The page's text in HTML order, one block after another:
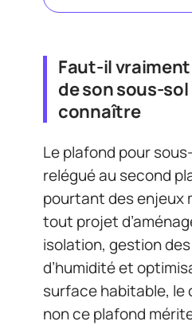
Faut-il
de son sous-sol
connaître
Le plafond pour
relégué au second
pourtant des enjeux
tout projet
isolation, gestion
d’humidité et
surface habitable, le
non ce plafond